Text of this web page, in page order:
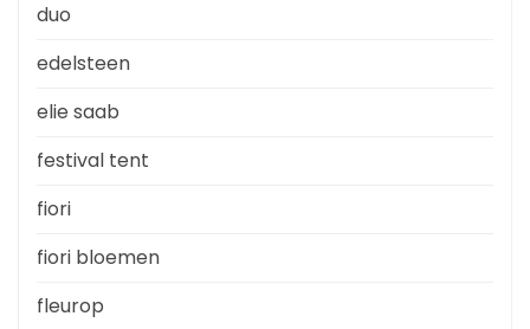
duo
edelsteen
elie saab
festival tent
fiori
fiori bloemen
fleurop